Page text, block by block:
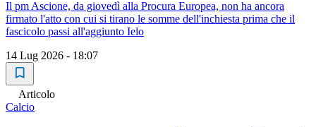
Il pm Ascione, da giovedì alla Procura Europea, non ha ancora
firmato l'atto con cui si tirano le somme dell'inchiesta prima che il
fascicolo passi all'aggiunto Ielo
14 Lug 2026 - 18:07
Articolo
Calcio